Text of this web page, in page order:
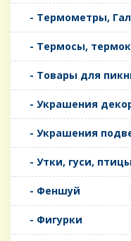
- Термометры,
- Термосы,
- Товары для
- Украшения
- Украшения
- Утки, гуси,
- Феншуй
- Фигурки